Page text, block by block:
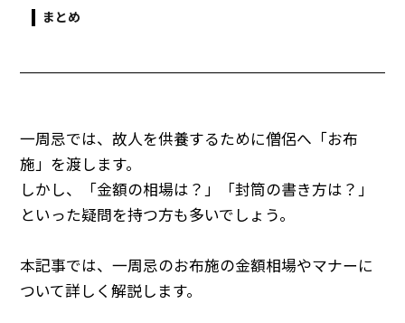
まとめ
一周忌では、故人を供養するために僧侶へ「お布
施」を渡します。
しかし、「金額の相場は？」「封筒の書き方は？」
といった疑問を持つ方も多いでしょう。
本記事では、一周忌のお布施の金額相場やマナーに
ついて詳しく解説します。